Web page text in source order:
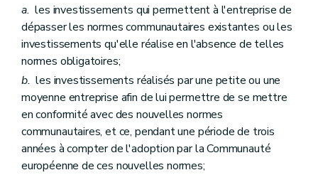
a. les investissements qui permettent à l'entreprise de
dépasser les normes communautaires existantes ou les
investissements qu'elle réalise en l'absence de telles
normes obligatoires;
b. les investissements réalisés par une petite ou une
moyenne entreprise afin de lui permettre de se mettre
en conformité avec des nouvelles normes
communautaires, et ce, pendant une période de trois
années à compter de l'adoption par la Communauté
européenne de ces nouvelles normes;